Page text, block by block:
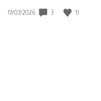
Data
17/07/2026 3 11